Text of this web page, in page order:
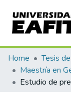
Communities &
All of DSpace
Home Tesis